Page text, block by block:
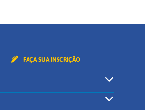
FAÇA SUA INSCRIÇÃO